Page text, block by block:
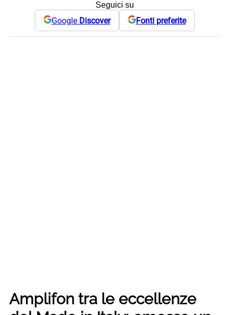
Seguici su
Google Discover Fonti preferite
Amplifon tra le eccellenze